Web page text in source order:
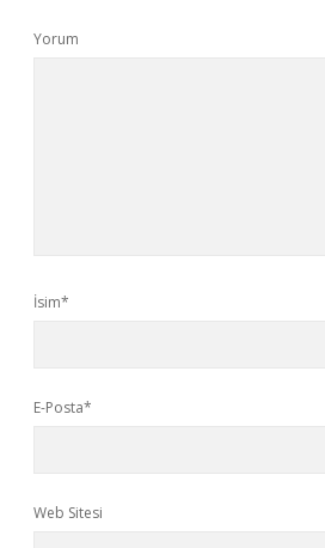
Yorum
İsim*
E-Posta*
Web Sitesi